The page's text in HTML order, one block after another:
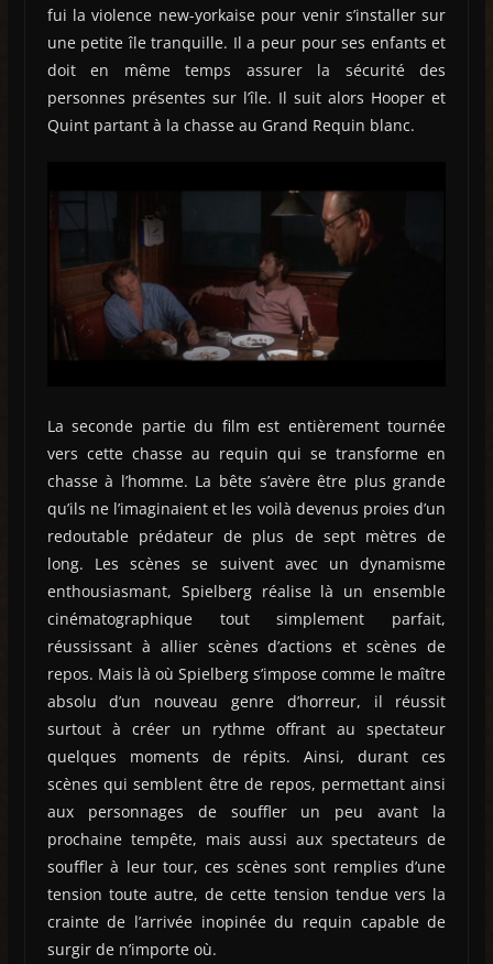
fui la violence new-yorkaise pour venir s’installer sur
une petite île tranquille. Il a peur pour ses enfants et
doit en même temps assurer la sécurité des
personnes présentes sur l’île. Il suit alors Hooper et
Quint partant à la chasse au Grand Requin blanc.
La seconde partie du film est entièrement tournée
vers cette chasse au requin qui se transforme en
chasse à l’homme. La bête s’avère être plus grande
qu’ils ne l’imaginaient et les voilà devenus proies d’un
redoutable prédateur de plus de sept mètres de
long. Les scènes se suivent avec un dynamisme
enthousiasmant, Spielberg réalise là un ensemble
cinématographique tout simplement parfait,
réussissant à allier scènes d’actions et scènes de
repos. Mais là où Spielberg s’impose comme le maître
absolu d’un nouveau genre d’horreur, il réussit
surtout à créer un rythme offrant au spectateur
quelques moments de répits. Ainsi, durant ces
scènes qui semblent être de repos, permettant ainsi
aux personnages de souffler un peu avant la
prochaine tempête, mais aussi aux spectateurs de
souffler à leur tour, ces scènes sont remplies d’une
tension toute autre, de cette tension tendue vers la
crainte de l’arrivée inopinée du requin capable de
surgir de n’importe où.